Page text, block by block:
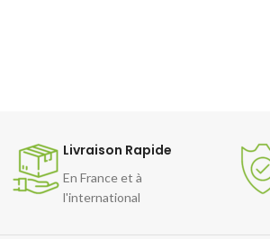
Livraison Rapide
En France et à
l'international